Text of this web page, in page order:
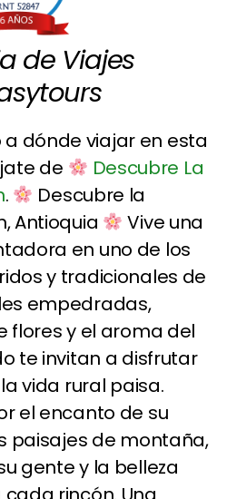
de Viajes
dónde viajar en esta
de
Descubre La
.
Descubre la
Antioquia
Vive una
en uno de los
y tradicionales de
empedradas,
flores y el aroma del
te invitan a disfrutar
vida rural paisa.
el encanto de su
paisajes de montaña,
gente y la belleza